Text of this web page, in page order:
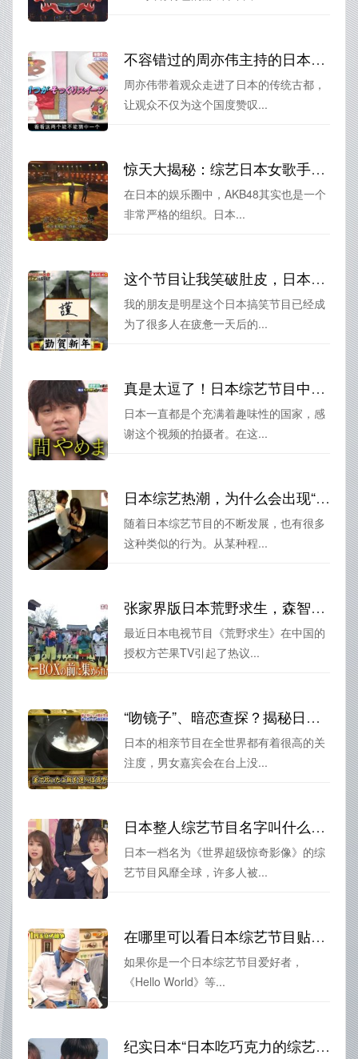
不容错过的周亦伟主持的日本旅游节目
周亦伟带着观众走进了日本的传统古都，
让观众不仅为这个国度赞叹...
惊天大揭秘：综艺日本女歌手星的奇闻趣事
在日本的娱乐圈中，AKB48其实也是一个
非常严格的组织。日本...
这个节目让我笑破肚皮，日本搞笑节目我的朋友是明星
我的朋友是明星这个日本搞笑节目已经成
为了很多人在疲惫一天后的...
真是太逗了！日本综艺节目中两个男的在公园玩游戏的瞬间被捕捉
日本一直都是个充满着趣味性的国家，感
谢这个视频的拍摄者。在这...
日本综艺热潮，为什么会出现“陌生人接吻”这种节目？
随着日本综艺节目的不断发展，也有很多
这种类似的行为。从某种程...
张家界版日本荒野求生，森智美代表探险队
最近日本电视节目《荒野求生》在中国的
授权方芒果TV引起了热议...
“吻镜子”、暗恋查探？揭秘日本一见面就亲的相亲节目秘密花絮
日本的相亲节目在全世界都有着很高的关
注度，男女嘉宾会在台上没...
日本整人综艺节目名字叫什么？全网热搜，原来如此爆笑
日本一档名为《世界超级惊奇影像》的综
艺节目风靡全球，许多人被...
在哪里可以看日本综艺节目贴吧啊？八大视频网站一览
如果你是一个日本综艺节目爱好者，
《Hello World》等...
纪实日本“日本吃巧克力的综艺”：看看日本人对于巧克力的热爱有何不同？